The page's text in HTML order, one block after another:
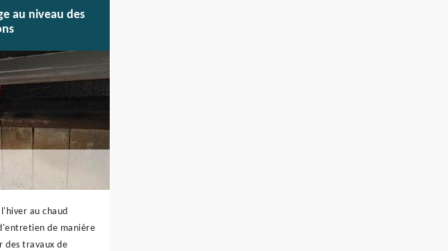
au niveau des
au chaud
de manière
des travaux de